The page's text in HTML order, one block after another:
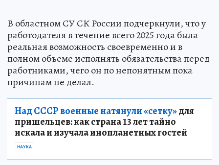
В областном СУ СК России подчеркнули, что у
работодателя в течение всего 2025 года была
реальная возможность своевременно и в
полном объеме исполнять обязательства перед
работниками, чего он по непонятным пока
причинам не делал.
Над СССР военные натянули «сетку»для
пришельцев: как страна 13 лет тайно
искала и изучала инопланетных гостей
НАУКА